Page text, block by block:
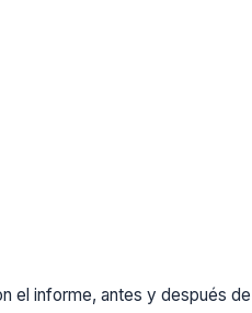
el informe, antes y después